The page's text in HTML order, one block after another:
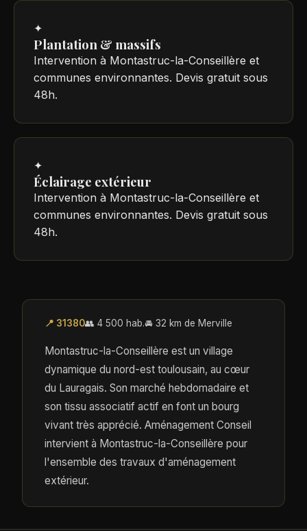
✦
Plantation & massifs
Intervention à Montastruc-la-Conseillère et
communes environnantes. Devis gratuit sous
48h.
✦
Éclairage extérieur
Intervention à Montastruc-la-Conseillère et
communes environnantes. Devis gratuit sous
48h.
📍 31380👥 4 500 hab.🚘 32 km de Merville
Montastruc-la-Conseillère est un village
dynamique du nord-est toulousain, au cœur
du Lauragais. Son marché hebdomadaire et
son tissu associatif actif en font un bourg
vivant très apprécié. Aménagement Conseil
intervient à Montastruc-la-Conseillère pour
l'ensemble des travaux d'aménagement
extérieur.